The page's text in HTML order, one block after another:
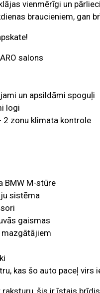
vienmērīgi un
braucieniem, gan
salons
un apsildāmi spoguļi
logi
2 zonu klimata kontrole
BMW M-stūre
sistēma
gaismas
mazgātājiem
kas šo auto paceļ virs
raksturu, šis ir īstais